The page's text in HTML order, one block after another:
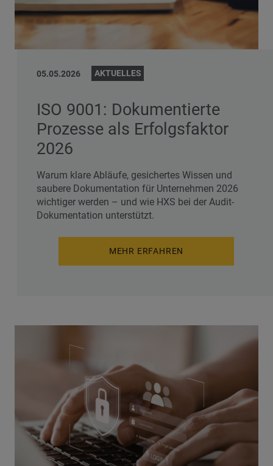
05.05.2026 AKTUELLES
ISO 9001: Dokumentierte
Prozesse als Erfolgsfaktor
2026
Warum klare Abläufe, gesichertes Wissen und
saubere Dokumentation für Unternehmen 2026
wichtiger werden – und wie HXS bei der Audit-
Dokumentation unterstützt.
MEHR ERFAHREN